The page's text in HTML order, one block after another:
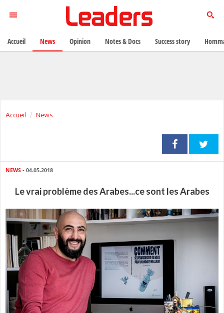
Accueil News
NEWS - 04.05.2018
Le vrai problème des Arabes...ce sont les Arabes
Accueil News Opinion Notes & Docs Success story